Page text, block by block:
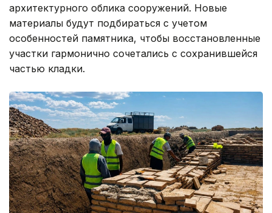
архитектурного облика сооружений. Новые
материалы будут подбираться с учетом
особенностей памятника, чтобы восстановленные
участки гармонично сочетались с сохранившейся
частью кладки.